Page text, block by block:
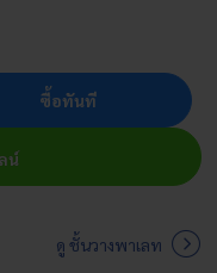
ซื้อทันที
น์
ดู ชั้นวางพาเลท